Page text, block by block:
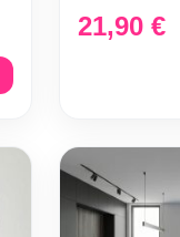
21,90 €